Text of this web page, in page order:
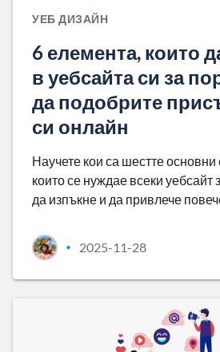
УЕБ ДИЗАЙН
6 елемента, които
в уебсайта си за
да подобрите
си онлайн
Научете кои са шестте основни
които се нуждае всеки уебсайт
да изпъкне и да привлече
• 2025-11-28